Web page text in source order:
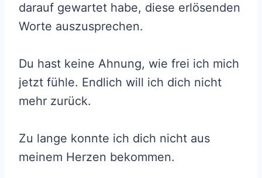
darauf gewartet habe, diese erlösenden
Worte auszusprechen.
Du hast keine Ahnung, wie frei ich mich
jetzt fühle. Endlich will ich dich nicht
mehr zurück.
Zu lange konnte ich dich nicht aus
meinem Herzen bekommen.